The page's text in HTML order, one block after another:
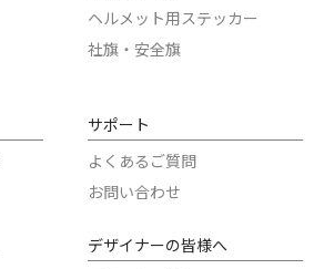
ヘルメット用ステッカー
社旗・安全旗
サポート
よくあるご質問
お問い合わせ
デザイナーの皆様へ